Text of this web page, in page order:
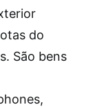
do
São bens